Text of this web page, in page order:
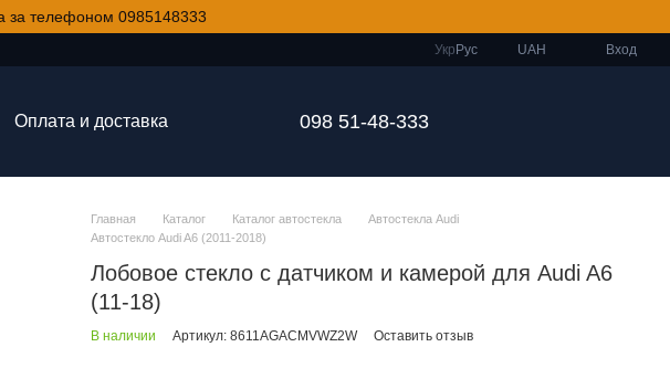
за телефоном 0985148333
Укр Рус UAH Вход
Оплата и доставка 098 51-48-333
Главная Каталог Каталог автостекла
Автостекла Audi
Автостекло Audi A6 (2011-2018)
Лобовое стекло с датчиком и камерой для Audi A6
(11-18)
В наличии Артикул: 8611AGACMVWZ2W Оставить отзыв